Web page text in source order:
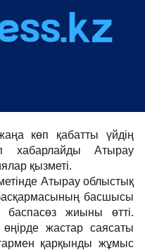
көп қабатты үйдің
хабарлайды Атырау
қызметі.
Атырау облыстық
басшысы
баспасөз жиыны өтті.
жастар саясаты
қарқынды жұмыс